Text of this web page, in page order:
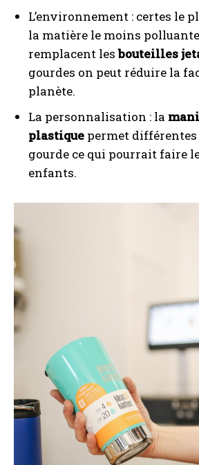
L’environnement : certes le
la matière le moins
remplacent lesbouteilles
gourdes on peut réduire la
planète.
La personnalisation : la
plastique permet différentes
gourde ce qui pourrait faire
enfants.